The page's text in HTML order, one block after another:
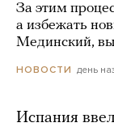
За этим
а избежать
Мединский,
НОВОСТИ день
Испания